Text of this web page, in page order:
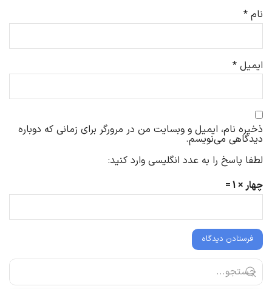
نام *
ایمیل *
ذخیره نام، ایمیل و وبسایت من در مرورگر برای زمانی که دوباره
دیدگاهی می‌نویسم.
لطفا پاسخ را به عدد انگلیسی وارد کنید:
چهار × 1 =